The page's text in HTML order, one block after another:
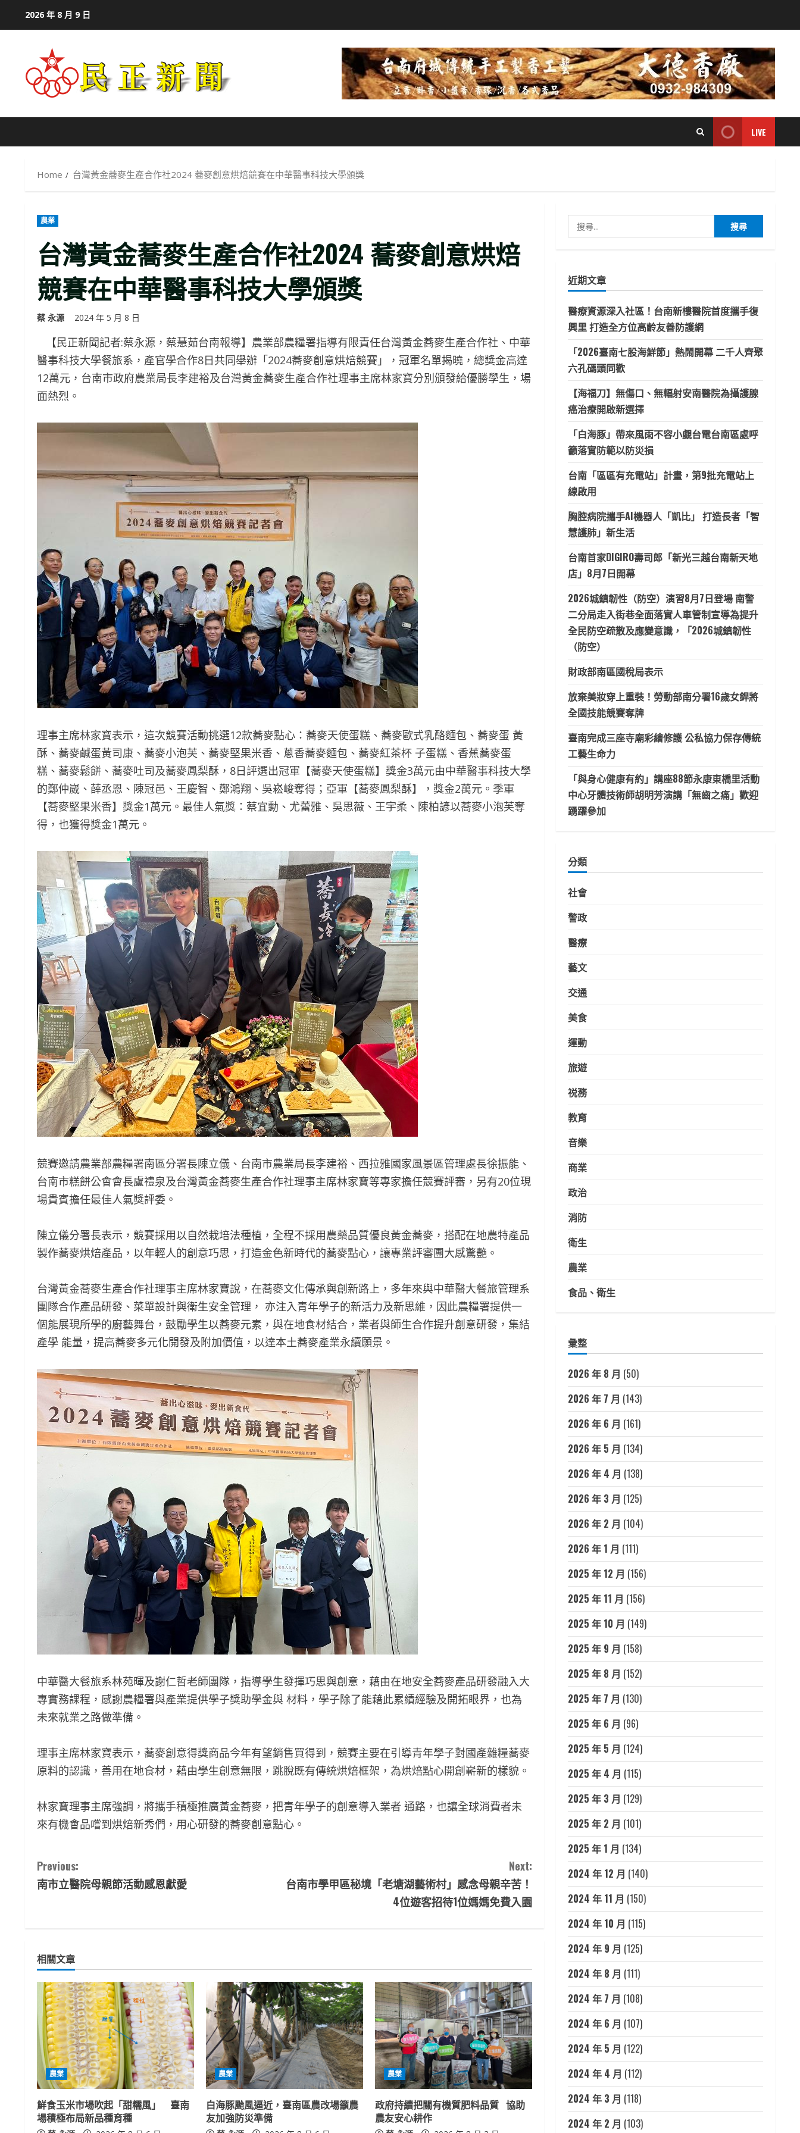
2026 年 8 月 9 日
LIVE
Home 台灣黃金蕎麥生產合作社2024 蕎麥創意烘焙競賽在中華醫事科技大學頒獎
農業
台灣黃金蕎麥生產合作社2024 蕎麥創意烘焙
競賽在中華醫事科技大學頒獎
蔡 永源 2024 年 5 月 8 日
【民正新聞記者:蔡永源，蔡慧茹台南報導】農業部農糧署指導有限責任台灣黃金蕎麥生產合作社、中華
醫事科技大學餐旅系，產官學合作8日共同舉辦「2024蕎麥創意烘焙競賽」，冠軍名單揭曉，總獎金高達
12萬元，台南市政府農業局長李建裕及台灣黃金蕎麥生產合作社理事主席林家寶分別頒發給優勝學生，場
面熱烈。
理事主席林家寶表示，這次競賽活動挑選12款蕎麥點心：蕎麥天使蛋糕、蕎麥歐式乳酪麵包、蕎麥蛋 黃
酥、蕎麥鹹蛋黃司康、蕎麥小泡芙、蕎麥堅果米香、蔥香蕎麥麵包、蕎麥紅茶杯 子蛋糕、香蕉蕎麥蛋
糕、蕎麥鬆餅、蕎麥吐司及蕎麥鳳梨酥，8日評選出冠軍【蕎麥天使蛋糕】獎金3萬元由中華醫事科技大學
的鄭仲崴、薛丞恩、陳冠邑、王慶智、鄭鴻翔、吳崧峻奪得；亞軍【蕎麥鳳梨酥】，獎金2萬元。季軍
【蕎麥堅果米香】獎金1萬元。最佳人氣獎：蔡宜勳、尤蕾雅、吳思薇、王宇柔、陳柏諺以蕎麥小泡芙奪
得，也獲得獎金1萬元。
競賽邀請農業部農糧署南區分署長陳立儀、台南市農業局長李建裕、西拉雅國家風景區管理處長徐振能、
台南市糕餅公會會長盧禮泉及台灣黃金蕎麥生產合作社理事主席林家寶等專家擔任競賽評審，另有20位現
場貴賓擔任最佳人氣獎評委。
陳立儀分署長表示，競賽採用以自然栽培法種植，全程不採用農藥品質優良黃金蕎麥，搭配在地農特產品
製作蕎麥烘焙產品，以年輕人的創意巧思，打造金色新時代的蕎麥點心，讓專業評審團大感驚艷。
台灣黃金蕎麥生產合作社理事主席林家寶說，在蕎麥文化傳承與創新路上，多年來與中華醫大餐旅管理系
團隊合作產品研發、菜單設計與衛生安全管理， 亦注入青年學子的新活力及新思維，因此農糧署提供一
個能展現所學的廚藝舞台，鼓勵學生以蕎麥元素，與在地食材結合，業者與師生合作提升創意研發，集結
產學 能量，提高蕎麥多元化開發及附加價值，以達本土蕎麥產業永續願景。
中華醫大餐旅系林苑暉及謝仁哲老師團隊，指導學生發揮巧思與創意，藉由在地安全蕎麥產品研發融入大
專實務課程，感謝農糧署與產業提供學子獎助學金與 材料，學子除了能藉此累績經驗及開拓眼界，也為
未來就業之路做準備。
理事主席林家寶表示，蕎麥創意得獎商品今年有望銷售買得到，競賽主要在引導青年學子對國產雜糧蕎麥
原料的認識，善用在地食材，藉由學生創意無限，跳脫既有傳統烘焙框架，為烘焙點心開創嶄新的樣貌。
林家寶理事主席強調，將攜手積極推廣黃金蕎麥，把青年學子的創意導入業者 通路，也讓全球消費者未
來有機會品嚐到烘焙新秀們，用心研發的蕎麥創意點心。
C
o
i
n
u
e
R
e
a
Previous:
南市立醫院母親節活動感恩獻愛
Next:
台南市學甲區秘境「老塘湖藝術村」感念母親辛苦！
4位遊客招待1位媽媽免費入園
相關文章
農業
鮮食玉米市場吹起「甜糯風」 臺南
場積極布局新品種育種
農業
白海豚颱風逼近，臺南區農改場籲農
友加強防災準備
農業
政府持續把關有機質肥料品質 協助
農友安心耕作
尋
字:
近期文章
醫療資源深入社區！台南新樓醫院首度攜手復
興里 打造全方位高齡友善防護網
「2026臺南七股海鮮節」熱鬧開幕 二千人齊聚
六孔碼頭同歡
【海福刀】無傷口、無輻射安南醫院為攝護腺
癌治療開啟新選擇
「白海豚」帶來風雨不容小覷台電台南區處呼
籲落實防範以防災損
台南「區區有充電站」計畫，第9批充電站上
線啟用
胸腔病院攜手AI機器人「凱比」 打造長者「智
慧護肺」新生活
台南首家DIGIRO壽司郎「新光三越台南新天地
店」8月7日開幕
2026城鎮韌性（防空）演習8月7日登場 南警
二分局走入街巷全面落實人車管制宣導為提升
全民防空疏散及應變意識，「2026城鎮韌性
（防空）
財政部南區國稅局表示
放棄美妝穿上重裝！勞動部南分署16歲女銲將
全國技能競賽奪牌
臺南完成三座寺廟彩繪修護 公私協力保存傳統
工藝生命力
「與身心健康有約」講座88節永康東橋里活動
中心牙體技術師胡明芳演講「無齒之痛」歡迎
踴躍參加
分類
社會
警政
醫療
藝文
交通
美食
運動
旅遊
祱務
教育
音樂
商業
政治
消防
衛生
農業
食品、衛生
彙整
2026 年 8 月 (50)
2026 年 7 月 (143)
2026 年 6 月 (161)
2026 年 5 月 (134)
2026 年 4 月 (138)
2026 年 3 月 (125)
2026 年 2 月 (104)
2026 年 1 月 (111)
2025 年 12 月 (156)
2025 年 11 月 (156)
2025 年 10 月 (149)
2025 年 9 月 (158)
2025 年 8 月 (152)
2025 年 7 月 (130)
2025 年 6 月 (96)
2025 年 5 月 (124)
2025 年 4 月 (115)
2025 年 3 月 (129)
2025 年 2 月 (101)
2025 年 1 月 (134)
2024 年 12 月 (140)
2024 年 11 月 (150)
2024 年 10 月 (115)
2024 年 9 月 (125)
2024 年 8 月 (111)
2024 年 7 月 (108)
2024 年 6 月 (107)
2024 年 5 月 (122)
2024 年 4 月 (112)
2024 年 3 月 (118)
2024 年 2 月 (103)